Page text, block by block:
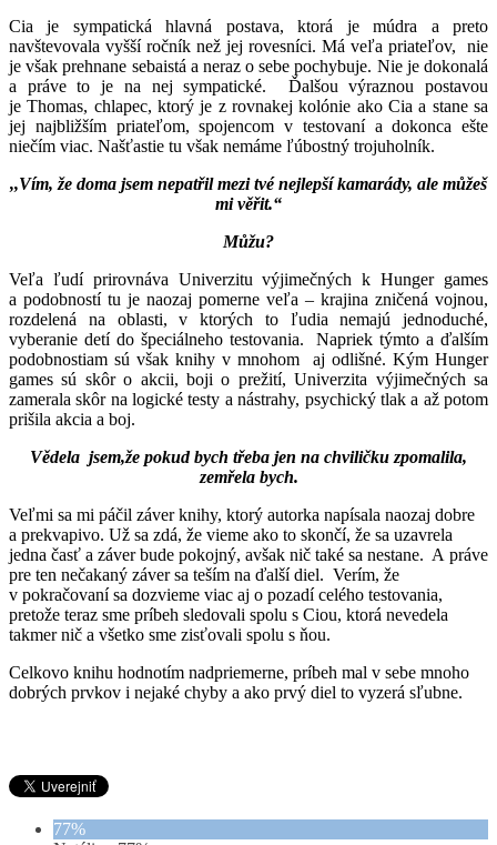
Cia je sympatická hlavná postava, ktorá je múdra a preto
navštevovala vyšší ročník než jej rovesníci. Má veľa priateľov, nie
je však prehnane sebaistá a neraz o sebe pochybuje. Nie je dokonalá
a práve to je na nej sympatické. Ďalšou výraznou postavou
je Thomas, chlapec, ktorý je z rovnakej kolónie ako Cia a stane sa
jej najbližším priateľom, spojencom v testovaní a dokonca ešte
niečím viac. Našťastie tu však nemáme ľúbostný trojuholník.
,,Vím, že doma jsem nepatřil mezi tvé nejlepší kamarády, ale můžeš
mi věřit.“
Můžu?
Veľa ľudí prirovnáva Univerzitu výjimečných k Hunger games
a podobností tu je naozaj pomerne veľa – krajina zničená vojnou,
rozdelená na oblasti, v ktorých to ľudia nemajú jednoduché,
vyberanie detí do špeciálneho testovania. Napriek týmto a ďalším
podobnostiam sú však knihy v mnohom aj odlišné. Kým Hunger
games sú skôr o akcii, boji o prežití, Univerzita výjimečných sa
zamerala skôr na logické testy a nástrahy, psychický tlak a až potom
prišila akcia a boj.
Vědela jsem,že pokud bych třeba jen na chviličku zpomalila,
zemřela bych.
Veľmi sa mi páčil záver knihy, ktorý autorka napísala naozaj dobre
a prekvapivo. Už sa zdá, že vieme ako to skončí, že sa uzavrela
jedna časť a záver bude pokojný, avšak nič také sa nestane. A práve
pre ten nečakaný záver sa teším na ďalší diel. Verím, že
v pokračovaní sa dozvieme viac aj o pozadí celého testovania,
pretože teraz sme príbeh sledovali spolu s Ciou, ktorá nevedela
takmer nič a všetko sme zisťovali spolu s ňou.
Celkovo knihu hodnotím nadpriemerne, príbeh mal v sebe mnoho
dobrých prvkov i nejaké chyby a ako prvý diel to vyzerá sľubne.
77%